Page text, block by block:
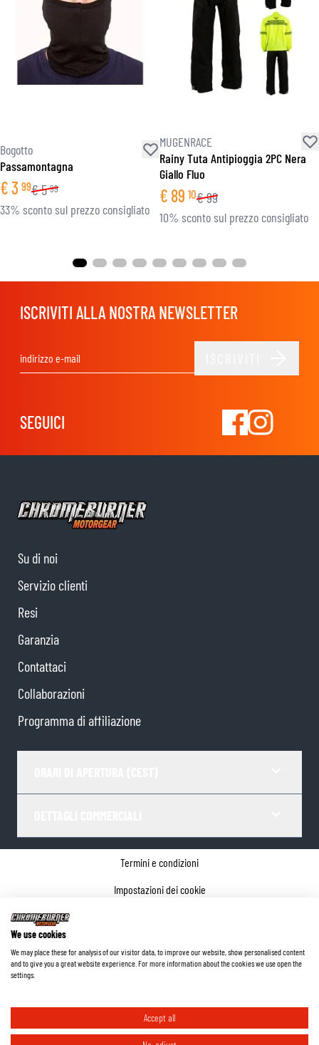
Bogotto
Passamontagna
€3 99€5 99
33% sconto sul prezzo consigliato
MUGENRACE
Rainy Tuta Antipioggia 2PC Nera
Giallo Fluo
€ 89 10€99
10% sconto sul prezzo consigliato
ISCRIVITI ALLA NOSTRA NEWSLETTER
SEGUICI
Su di noi
Servizio clienti
Resi
Garanzia
Contattaci
Collaborazioni
Programma di affiliazione
Termini e condizioni
Impostazioni dei cookie
©2026ChromeBurner - Tutti i diritti riservati.
We use cookies
We may place these for analysis of our visitor data, to improve our website, show personalised content
and to give you a great website experience. For more information about the cookies we use open the
settings.
Accept all